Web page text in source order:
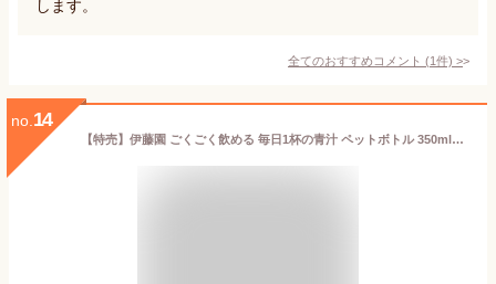
します。
全てのおすすめコメント (1件) >
no. 14
【特売】伊藤園 ごくごく飲める 毎日1杯の青汁 ペットボトル 350ml×24本×1ケース (24本) 飲料【送料無料※一部地域は除く】糖質ゼロ カロリーゼロ 国産大麦若葉 ケール 抹茶 健康 青汁